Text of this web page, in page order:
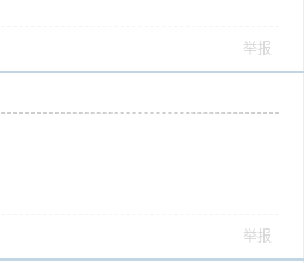
举报
举报